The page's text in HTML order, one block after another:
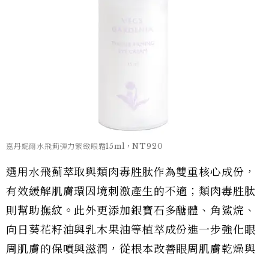
嘉丹妮爾水飛薊彈力緊緻眼霜15ml，NT920
選用水飛薊萃取與類肉毒胜肽作為雙重核心成份，
有效緩解肌膚環因境刺激產生的不適；類肉毒胜肽
則幫助撫紋。此外更添加銀寶石多醣體、角鯊烷、
向日葵花籽油與乳木果油等植萃成份進一步強化眼
周肌膚的保噴與滋潤，從根本改善眼周肌膚乾燥與